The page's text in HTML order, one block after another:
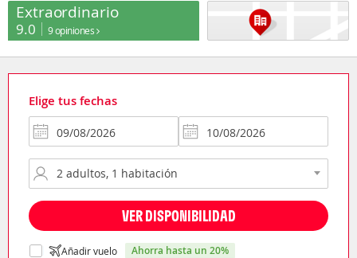
Extraordinario
9.0 9 opiniones
Elige tus fechas
VER DISPONIBILIDAD
Añadir vuelo ahorra hasta un 20%